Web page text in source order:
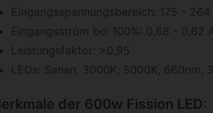
Eingangsspannungsbereich: 175 - 264
Eingangsstrom bei 100%: 0,68 - 0,62
Leistungsfaktor: >0,95
LEDs: Sanan, 3000K, 5000K, 660nm,
der 600w Fission LED: